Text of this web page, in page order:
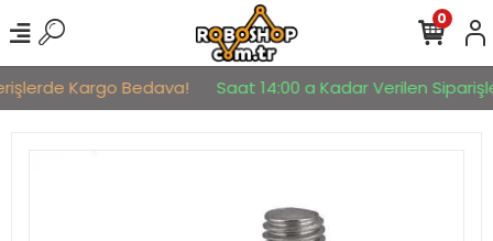
Kargo Bedava! Saat 14:00 a Kadar Verilen
0